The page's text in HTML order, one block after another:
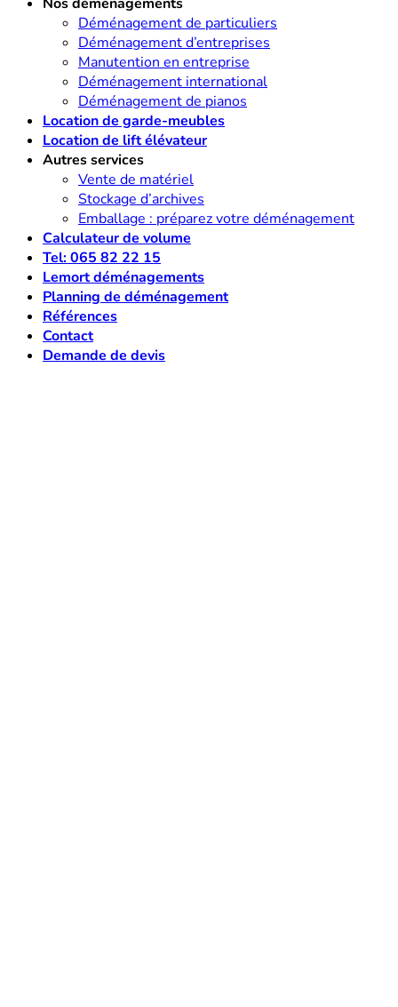
Déménagement de particuliers
Déménagement d’entreprises
Manutention en entreprise
Déménagement international
Déménagement de pianos
Location de garde-meubles
Location de lift élévateur
Autres services
Vente de matériel
Stockage d’archives
Emballage : préparez votre déménagement
Calculateur de volume
Tel: 065 82 22 15
Lemort déménagements
Planning de déménagement
Références
Contact
Demande de devis